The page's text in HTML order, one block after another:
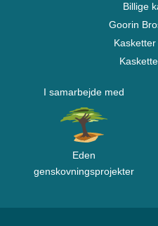
Billige
Goorin
I samarbejde med
Eden
genskovningsprojekter